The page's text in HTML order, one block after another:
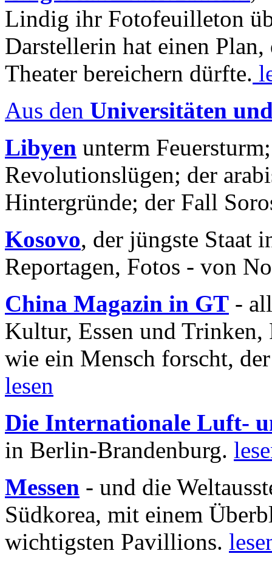
Lindig ihr Fotofeuilleton
Darstellerin hat einen Plan,
Theater bereichern dürfte.
Aus den Universitäten
Libyen unterm
Revolutionslügen; der
Hintergründe; der Fall
Kosovo, der jüngste Staat
Reportagen, Fotos - von
China Magazin in GT -
Kultur, Essen und
wie ein Mensch forscht,
lesen
Die Internationale Luft-
in Berlin-Brandenburg.
Messen - und die
Südkorea, mit einem
wichtigsten Pavillions.